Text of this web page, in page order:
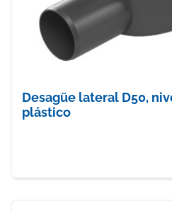
Desagüe lateral D50,
plástico